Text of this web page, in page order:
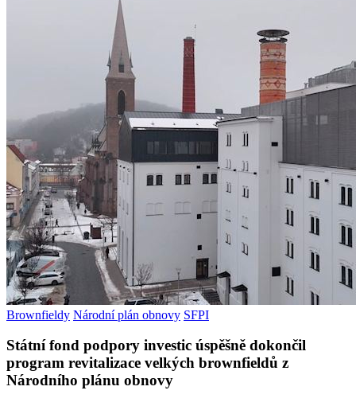
Brownfieldy Národní plán obnovy SFPI
Státní fond podpory investic úspěšně dokončil
program revitalizace velkých brownfieldů z
Národního plánu obnovy